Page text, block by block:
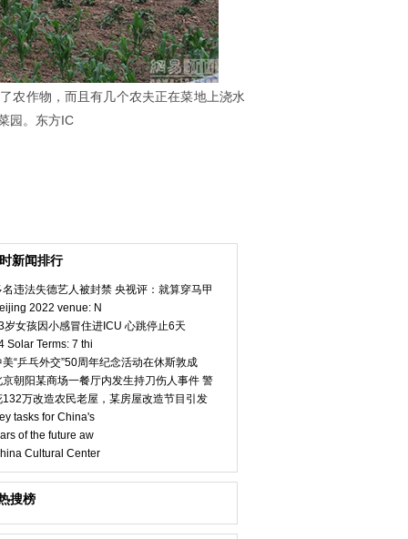
农作物，而且有几个农夫正在菜地上浇水
园。东方IC
新闻排行
名违法失德艺人被封禁 央视评：就算穿马甲
2022 venue: N
岁女孩因小感冒住进ICU 心跳停止6天
Solar Terms: 7 thi
美“乒乓外交”50周年纪念活动在休斯敦成
京朝阳某商场一餐厅内发生持刀伤人事件 警
132万改造农民老屋，某房屋改造节目引发
tasks for China's
of the future aw
Cultural Center
搜榜